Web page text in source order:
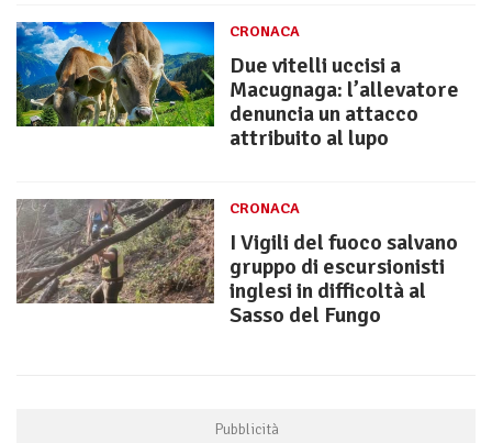
CRONACA
Due vitelli uccisi a
Macugnaga: l’allevatore
denuncia un attacco
attribuito al lupo
CRONACA
I Vigili del fuoco salvano
gruppo di escursionisti
inglesi in difficoltà al
Sasso del Fungo